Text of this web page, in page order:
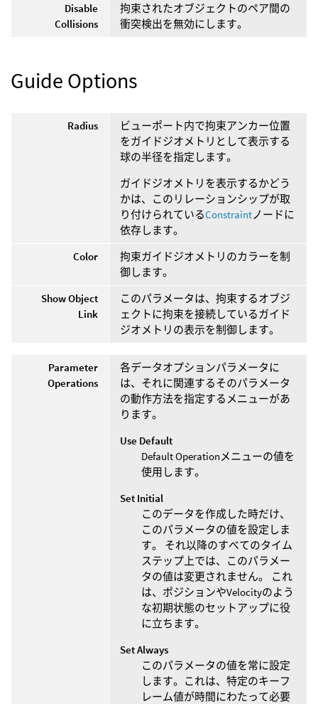
Disable
Collisions
拘束されたオブジェクトのペア間の
衝突検出を無効にします。
Guide Options
Radius
ビューポート内で拘束アンカー位置
をガイドジオメトリとして表示する
球の半径を指定します。
ガイドジオメトリを表示するかどう
かは、このリレーションシップが取
り付けられているConstraint ノードに
依存します。
Color
拘束ガイドジオメトリのカラーを制
御します。
Show Object
Link
このパラメータは、拘束するオブジ
ェクトに拘束を接続しているガイド
ジオメトリの表示を制御します。
Parameter
Operations
各データオプションパラメータに
は、それに関連するそのパラメータ
の動作方法を指定するメニューがあ
ります。
Use Default
Default Operationメニューの値を
使用します。
Set Initial
このデータを作成した時だけ、
このパラメータの値を設定しま
す。 それ以降のすべてのタイム
ステップ上では、このパラメー
タの値は変更されません。 これ
は、ポジションやVelocityのよう
な初期状態のセットアップに役
に立ちます。
Set Always
このパラメータの値を常に設定
します。これは、特定のキーフ
レーム値が時間にわたって必要